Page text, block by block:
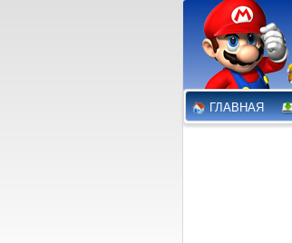
ГЛАВНАЯ